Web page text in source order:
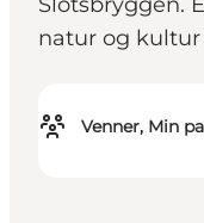
Slotsbryggen.
natur og
Venner, Min